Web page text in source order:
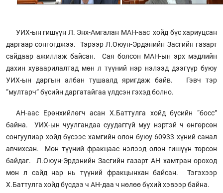
УИХ-ын гишүүн Л. Энх-Амгалан МАН-аас хойд бүс хариуцсан
даргаар сонгогджээ. Тэрээр Л.Оюун-Эрдэнийн Засгийн газарт
сайдаар ажиллаж байсан. Сая болсон МАН-ын эрх мэдлийн
дахин хуваарилалтад мөн л түүний нэр нэлээд дээгүүр буюу
УИХ-ын даргын албан тушаалд яригдаж байв. Гэвч тэр
“мултарч” бүсийн даргатайгаа үлдсэн гэхэд болно.
АН-аас Ерөнхийлөгч асан Х.Баттулга хойд бүсийн “босс”
байна. УИХ-ын чуулгандаа суудаггүй муу нэртэй ч өнгөрсөн
сонгуулиар хойд бүсээс хамгийн олон буюу 60933 хүний санал
авчихсан. Мөн түүний фракцаас нэлээд олон гишүүн төрсөн
байдаг. Л.Оюун-Эрдэнийн Засгийн газарт АН хамтран ороход
мөн л сайд нар нь түүний фракцынхан байсан. Тэгэхээр
Х.Баттулга хойд бүсдээ ч АН-даа ч нөлөө бүхий хэвээр байна.